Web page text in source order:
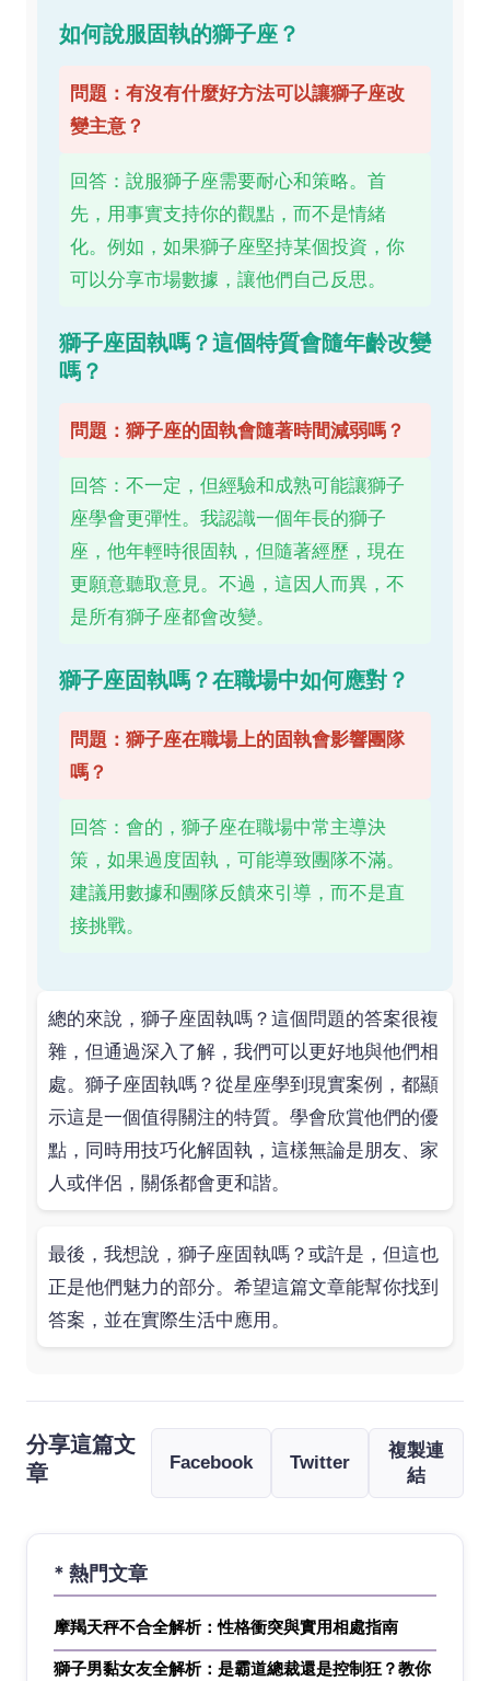
如何說服固執的獅子座？
問題：有沒有什麼好方法可以讓獅子座改
變主意？
回答：說服獅子座需要耐心和策略。首
先，用事實支持你的觀點，而不是情緒
化。例如，如果獅子座堅持某個投資，你
可以分享市場數據，讓他們自己反思。
獅子座固執嗎？這個特質會隨年齡改變
嗎？
問題：獅子座的固執會隨著時間減弱嗎？
回答：不一定，但經驗和成熟可能讓獅子
座學會更彈性。我認識一個年長的獅子
座，他年輕時很固執，但隨著經歷，現在
更願意聽取意見。不過，這因人而異，不
是所有獅子座都會改變。
獅子座固執嗎？在職場中如何應對？
問題：獅子座在職場上的固執會影響團隊
嗎？
回答：會的，獅子座在職場中常主導決
策，如果過度固執，可能導致團隊不滿。
建議用數據和團隊反饋來引導，而不是直
接挑戰。
總的來說，獅子座固執嗎？這個問題的答案很複
雜，但通過深入了解，我們可以更好地與他們相
處。獅子座固執嗎？從星座學到現實案例，都顯
示這是一個值得關注的特質。學會欣賞他們的優
點，同時用技巧化解固執，這樣無論是朋友、家
人或伴侶，關係都會更和諧。
最後，我想說，獅子座固執嗎？或許是，但這也
正是他們魅力的部分。希望這篇文章能幫你找到
答案，並在實際生活中應用。
分享這篇文
章
Facebook Twitter
複製連
結
* 熱門文章
摩羯天秤不合全解析：性格衝突與實用相處指南
獅子男黏女友全解析：是霸道總裁還是控制狂？教你